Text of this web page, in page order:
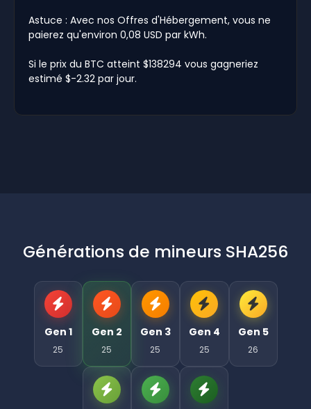
Astuce : Avec nos Offres d'Hébergement, vous ne
paierez qu'environ 0,08 USD par kWh.
Si le prix du BTC atteint $138294 vous gagneriez
estimé $-2.32 par jour.
Générations de mineurs SHA256
Gen 1
25
Gen 2
25
Gen 3
25
Gen 4
25
Gen 5
26